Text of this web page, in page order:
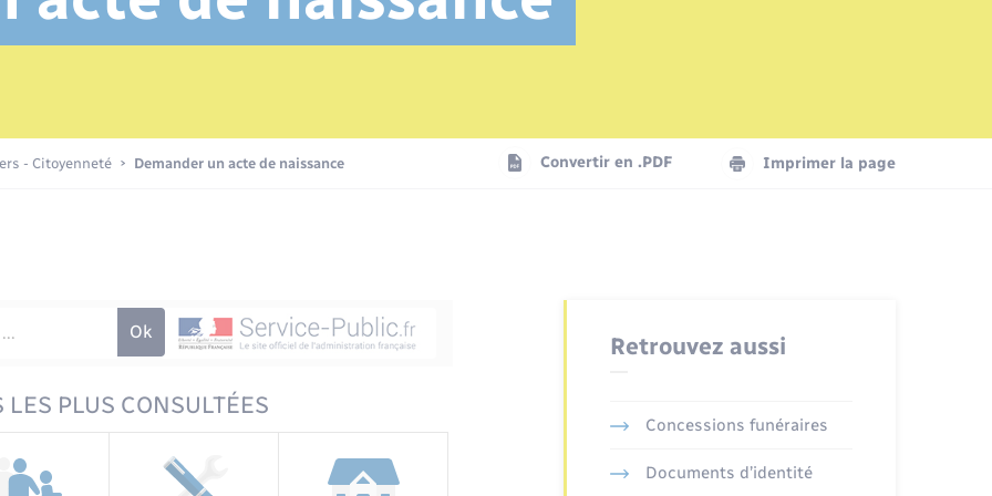
Etat-civil - Papiers -
Etat civil Mariage – PACS
Logement - Urbanisme
Nouvel habitant Numérique
Transports scolaires
Voirie et espace public
Compétences Plan interactif
- Citoyenneté Demander un acte de naissance Convertir en .PDF Imprimer la page
PLUS CONSULTÉES
Retrouvez aussi
Concessions funéraires
Documents d’identité